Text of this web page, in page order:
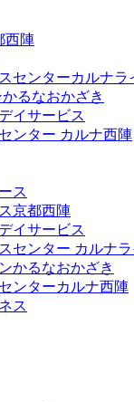
西陣
センターカルナラ
るなおかざき
イサービス
ンター カルナ西陣
ス
京都西陣
イサービス
センター カルナラ
かるなおかざき
ンターカルナ西陣
ス